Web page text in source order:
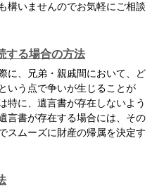
構いませんのでお気軽にご相談
する場合の方法
に、兄弟・親戚間において、ど
いう点で争いが生じることが
特に、遺言書が存在しないよう
言書が存在する場合には、その
スムーズに財産の帰属を決定す